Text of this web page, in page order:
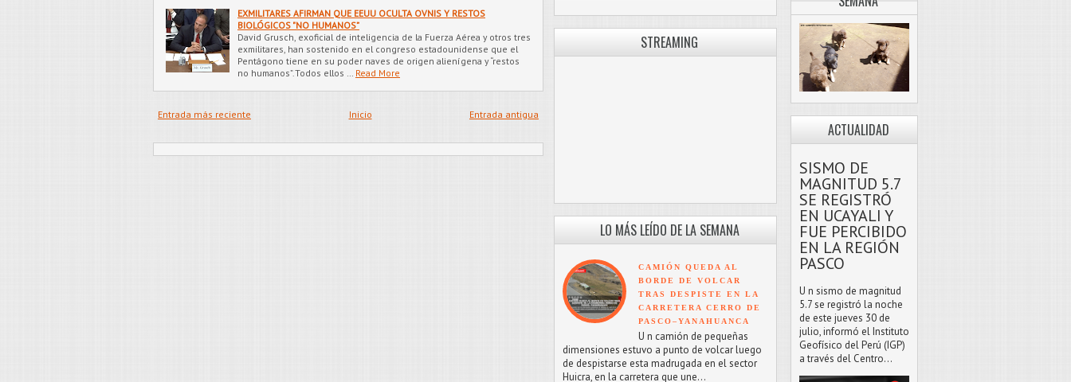
EXMILITARES AFIRMAN QUE EEUU OCULTA OVNIS Y RESTOS
BIOLÓGICOS "NO HUMANOS”
David Grusch, exoficial de inteligencia de la Fuerza Aérea y otros tres
exmilitares, han sostenido en el congreso estadounidense que el
Pentágono tiene en su poder naves de origen alienígena y “restos
no humanos”.Todos ellos …
Read More
Entrada más reciente Entrada antigua
Inicio
STREAMING
LO MÁS LEÍDO DE LA SEMANA
CAMIÓN QUEDA AL
BORDE DE VOLCAR
TRAS DESPISTE EN LA
CARRETERA CERRO DE
PASCO–YANAHUANCA
U n camión de pequeñas
dimensiones estuvo a punto de volcar luego
de despistarse esta madrugada en el sector
Huicra, en la carretera que une...
ACTUALIDAD
SISMO DE
MAGNITUD 5.7
SE REGISTRÓ
EN UCAYALI Y
FUE PERCIBIDO
EN LA REGIÓN
PASCO
U n sismo de magnitud
5.7 se registró la noche
de este jueves 30 de
julio, informó el Instituto
Geofísico del Perú (IGP)
a través del Centro...